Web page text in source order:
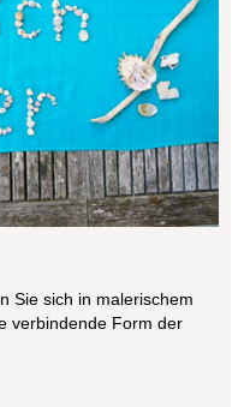
Sie sich in male­ri­schem
ver­bin­dende Form der